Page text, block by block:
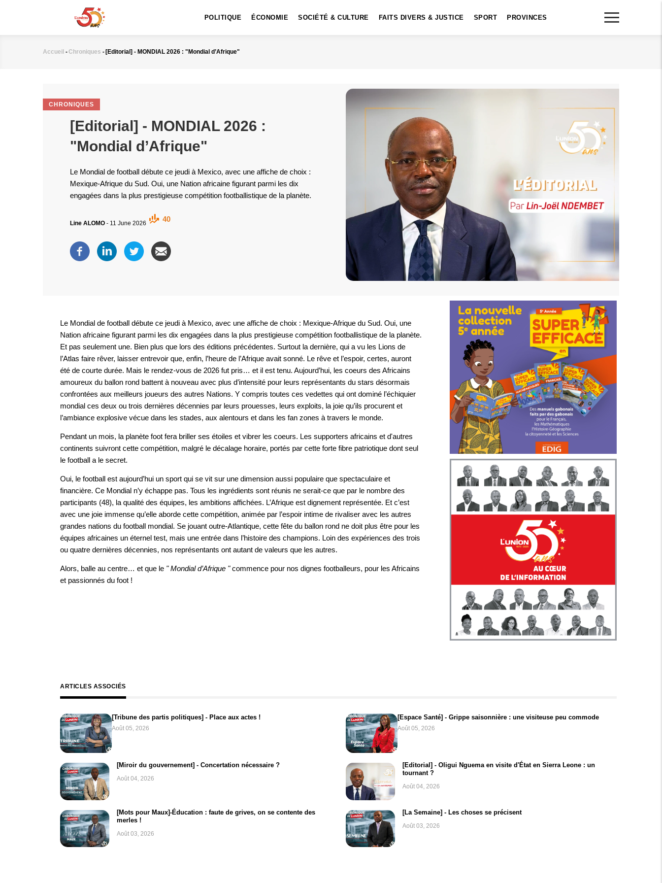
POLITIQUE ÉCONOMIE SOCIÉTÉ & CULTURE FAITS DIVERS & JUSTICE SPORT PROVINCES
Fil
Accueil -Chroniques - [Editorial] - MONDIAL 2026 : "Mondial d’Afrique"
CHRONIQUES
[Editorial] - MONDIAL 2026 :
"Mondial d’Afrique"
Le Mondial de football débute ce jeudi à Mexico, avec une affiche de choix :
Mexique-Afrique du Sud. Oui, une Nation africaine figurant parmi les dix
engagées dans la plus prestigieuse compétition footballistique de la planète.
Line ALOMO - 11 June 2026
40
Le Mondial de football débute ce jeudi à Mexico, avec une affiche de choix : Mexique-Afrique du Sud. Oui, une
Nation africaine figurant parmi les dix engagées dans la plus prestigieuse compétition footballistique de la planète.
Et pas seulement une. Bien plus que lors des éditions précédentes. Surtout la dernière, qui a vu les Lions de
l’Atlas faire rêver, laisser entrevoir que, enfin, l’heure de l’Afrique avait sonné. Le rêve et l’espoir, certes, auront
été de courte durée. Mais le rendez-vous de 2026 fut pris… et il est tenu. Aujourd’hui, les coeurs des Africains
amoureux du ballon rond battent à nouveau avec plus d’intensité pour leurs représentants du stars désormais
confrontées aux meilleurs joueurs des autres Nations. Y compris toutes ces vedettes qui ont dominé l’échiquier
mondial ces deux ou trois dernières décennies par leurs prouesses, leurs exploits, la joie qu’ils procurent et
l’ambiance explosive vécue dans les stades, aux alentours et dans les fan zones à travers le monde.
Pendant un mois, la planète foot fera briller ses étoiles et vibrer les coeurs. Les supporters africains et d'autres
continents suivront cette compétition, malgré le décalage horaire, portés par cette forte fibre patriotique dont seul
le football a le secret.
Oui, le football est aujourd’hui un sport qui se vit sur une dimension aussi populaire que spectaculaire et
financière. Ce Mondial n’y échappe pas. Tous les ingrédients sont réunis ne serait-ce que par le nombre des
participants (48), la qualité des équipes, les ambitions affichées. L’Afrique est dignement représentée. Et c’est
avec une joie immense qu’elle aborde cette compétition, animée par l’espoir intime de rivaliser avec les autres
grandes nations du football mondial. Se jouant outre-Atlantique, cette fête du ballon rond ne doit plus être pour les
équipes africaines un éternel test, mais une entrée dans l’histoire des champions. Loin des expériences des trois
ou quatre dernières décennies, nos représentants ont autant de valeurs que les autres.
Alors, balle au centre… et que le " Mondial d’Afrique "commence pour nos dignes footballeurs, pour les Africains
et passionnés du foot !
ARTICLES ASSOCIÉS
[Tribune des partis politiques] - Place aux actes !
Août 05, 2026
[Espace Santé] - Grippe saisonnière : une visiteuse peu commode
Août 05, 2026
[Miroir du gouvernement] - Concertation nécessaire ?
Août 04, 2026
[Editorial] - Oligui Nguema en visite d'État en Sierra Leone : un
tournant ?
Août 04, 2026
[Mots pour Maux]-Éducation : faute de grives, on se contente des
merles !
Août 03, 2026
[La Semaine] - Les choses se précisent
Août 03, 2026